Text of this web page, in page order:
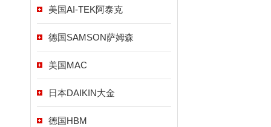
美国AI-TEK阿泰克
德国SAMSON萨姆森
美国MAC
日本DAIKIN大金
德国HBM